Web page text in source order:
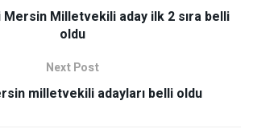
Milletvekili aday ilk 2 sıra belli
oldu
Next Post
milletvekili adayları belli oldu